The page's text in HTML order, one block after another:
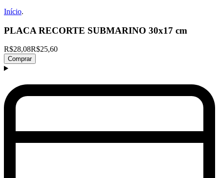
Início.
PLACA RECORTE SUBMARINO 30x17 cm
R$28,08R$25,60
Comprar